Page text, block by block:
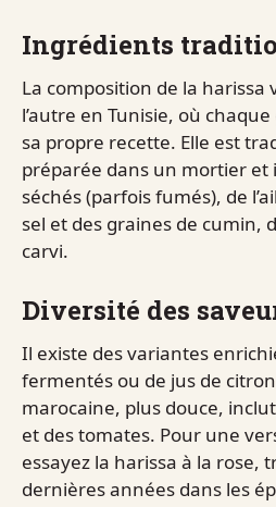
Ingrédients
La composition de la harissa
l’autre en Tunisie, où
sa propre recette. Elle est
préparée dans un mortier et
séchés (parfois fumés), de
sel et des graines de cumin,
carvi.
Diversité des
Il existe des variantes
fermentés ou de jus de
marocaine, plus douce,
et des tomates. Pour une
essayez la harissa à la rose,
dernières années dans les